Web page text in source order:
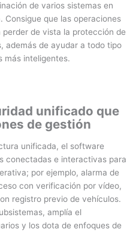
de varios sistemas en
que las operaciones
de vista la protección de
además de ayudar a todo tipo
más inteligentes.
unificado que
de gestión
unificada, el software
conectadas e interactivas para
por ejemplo, alarma de
con verificación por vídeo,
registro previo de vehículos.
amplía el
y los dota de enfoques de